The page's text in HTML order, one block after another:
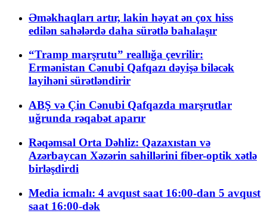
Əməkhaqları artır, lakin həyat ən çox hiss
edilən sahələrdə daha sürətlə bahalaşır
“Tramp marşrutu” reallığa çevrilir:
Ermənistan Cənubi Qafqazı dəyişə biləcək
layihəni sürətləndirir
ABŞ və Çin Cənubi Qafqazda marşrutlar
uğrunda rəqabət aparır
Rəqəmsal Orta Dəhliz: Qazaxıstan və
Azərbaycan Xəzərin sahillərini fiber-optik xətlə
birləşdirdi
Media icmalı: 4 avqust saat 16:00-dan 5 avqust
saat 16:00-dək